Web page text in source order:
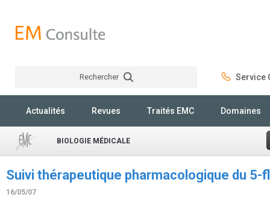
Rechercher Service
Actualités Revues Traités EMC Domaines
BIOLOGIE MÉDICALE
Suivi thérapeutique pharmacologique du
16/05/07